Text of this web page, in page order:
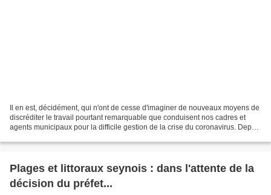
Il en est, décidément, qui n'ont de cesse d'imaginer de nouveaux moyens de
discréditer le travail pourtant remarquable que conduisent nos cadres et
agents municipaux pour la difficile gestion de la crise du coronavirus. Depuis
Plages et littoraux seynois : dans l'attente de la
décision du préfet...